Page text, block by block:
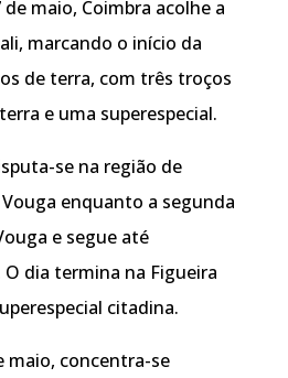
maio, Coimbra acolhe a
marcando o início da
de terra, com três troços
e uma superespecial.
se na região de
enquanto a segunda
e segue até
dia termina na Figueira
citadina.
maio, concentra-se